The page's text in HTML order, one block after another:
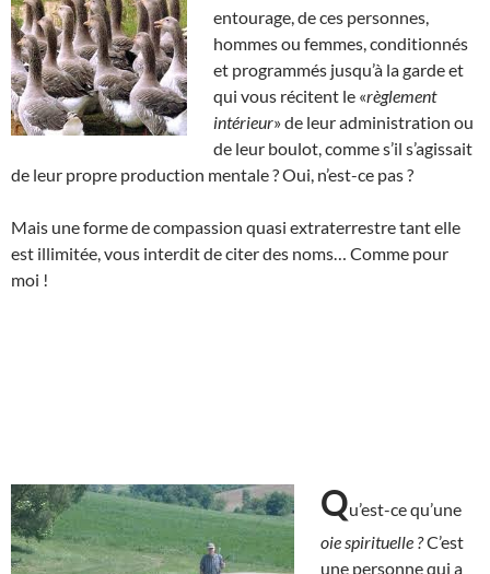
entourage, de ces personnes,
hommes ou femmes, conditionnés
et programmés jusqu’à la garde et
qui vous récitent le «règlement
intérieur» de leur administration ou
de leur boulot, comme s’il s’agissait
de leur propre production mentale ? Oui, n’est-ce pas ?
Mais une forme de compassion quasi extraterrestre tant elle
est illimitée, vous interdit de citer des noms… Comme pour
moi !
Qu’est-ce qu’une
oie spirituelle ?C’est
une personne qui a